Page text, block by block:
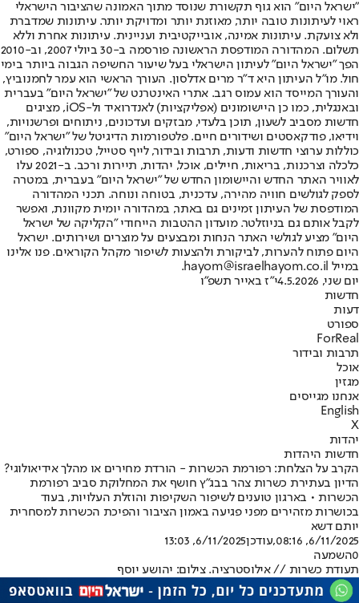
"ישראל היום" הוא גוף תקשורת שנוסד מתוך האמונה שהציבור הישראלי
ראוי לעיתונות טובה יותר, מאוזנת יותר ומדויקת יותר. עיתונות שמדברת
ולא צועקת. עיתונות אמינה, אובייקטיבית ועניינית. עיתונות אחרת וללא
תשלום. המהדורה המודפסת הראשונה פורסמה ב-30 ביולי 2007, וב-2010
הפך "ישראל היום" לעיתון הישראלי בעל שיעור החשיפה הגבוה ביותר בימי
חול. מו"ל העיתון היא ד"ר מרים אדלסון. העורך הראשי הוא עמר לחמנוביץ,
והעורך המייסד הוא עמוס רגב. אתרי האינטרנט של "ישראל היום" בעברית
ובאנגלית, כמו כן היישומונים (אפליקציות) לאנדרואיד ול-iOS, מציגים
חדשות מסביב לשעון, תוכן בלעדי, מבזקים ועדכונים, ניתוחים ופרשנויות,
וידיאו, פודקאסטים ושידורים חיים. פלטפורמות הדיגיטל של "ישראל היום"
כוללות ערוצי חדשות ודעות, תרבות ובידור, לייף סטייל, טכנולוגיה, ספורט,
כלכלה וצרכנות, בריאות, חיילים, אוכל, יהדות, תיירות ורכב. ב-2021 עלו
לאוויר האתר החדש והיישומון החדש של "ישראל היום" בעברית, במטרה
לספק לגולשים חוויה מהירה, עדכנית, בטוחה ונוחה. תכני המהדורה
המודפסת של העיתון זמינים גם באתר, במהדורה יומית מקוונת, ואפשר
לקבל אותם גם בניוזלטר. מועדון ההטבות הייחודי "הקליקה של ישראל
היום" מציע לגולשי האתר הנחות ומבצעים על מוצרים ושירותים. ישראל
היום פתוח להערות, לביקורת ולהצעות לשיפור מקהל הקוראים. פנו אלינו
במייל hayom@israelhayom.co.il.
יום שני, 4.5.2026
י"ז באייר תשפ"ו
חדשות
דעות
ספורט
ForReal
תרבות ובידור
אוכל
מגזין
אנחנו מגייסים
English
X
יהדות
חדשות היהדות
הקרב על הצלחת: רפורמת הכשרות - הורדת מחירים או מהלך אידיאולוגי?
הדיון בעתירת כשרות צהר בבג"ץ חושף את המחלוקת סביב רפורמת
הכשרות • בארגון טוענים לשיפור השקיפות והוזלת העלויות, בעוד
בכושרות מזהירים מפני פגיעה באמון הציבור והפיכת הכשרות למסחרית
יותם דשא
6/11/2025, 08:16
,עודכן6/11/2025, 13:03
0השמעה
תעודת כשרות // אילוסטרציה. צילום: יהושע יוסף